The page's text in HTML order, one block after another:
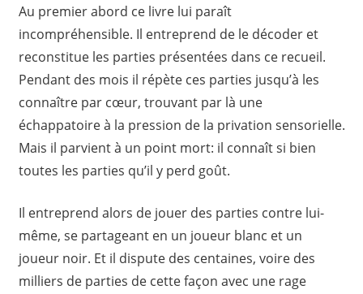
Au premier abord ce livre lui paraît
incompréhensible. Il entreprend de le décoder et
reconstitue les parties présentées dans ce recueil.
Pendant des mois il répète ces parties jusqu’à les
connaître par cœur, trouvant par là une
échappatoire à la pression de la privation sensorielle.
Mais il parvient à un point mort: il connaît si bien
toutes les parties qu’il y perd goût.
Il entreprend alors de jouer des parties contre lui-
même, se partageant en un joueur blanc et un
joueur noir. Et il dispute des centaines, voire des
milliers de parties de cette façon avec une rage